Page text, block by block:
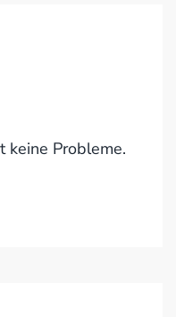
keine Probleme.